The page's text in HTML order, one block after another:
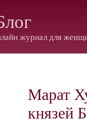
журнал для
Марат
князей